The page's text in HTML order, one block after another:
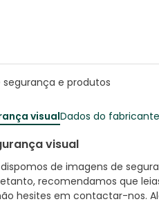
e produtos
visualDados do fabricante
visual
de imagens de
recomendamos que
hesites em contactar-nos.